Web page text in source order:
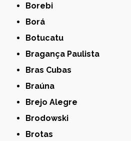
Borebi
Borá
Botucatu
Bragança Paulista
Bras Cubas
Braúna
Brejo Alegre
Brodowski
Brotas